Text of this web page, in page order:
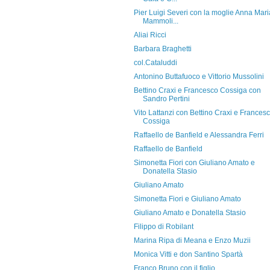
Pier Luigi Severi con la moglie Anna
Mammoli...
Aliai Ricci
Barbara Braghetti
col.Cataluddi
Antonino Buttafuoco e Vittorio Mussolini
Bettino Craxi e Francesco Cossiga con
Sandro Pertini
Vito Lattanzi con Bettino Craxi e
Cossiga
Raffaello de Banfield e Alessandra Ferri
Raffaello de Banfield
Simonetta Fiori con Giuliano Amato e
Donatella Stasio
Giuliano Amato
Simonetta Fiori e Giuliano Amato
Giuliano Amato e Donatella Stasio
Filippo di Robilant
Marina Ripa di Meana e Enzo Muzii
Monica Vitti e don Santino Spartà
Franco Bruno con il figlio